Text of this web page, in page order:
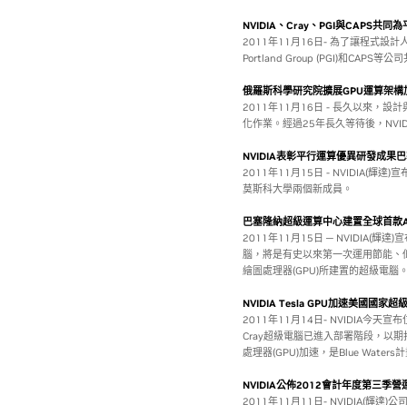
NVIDIA、Cray、PGI與CAPS共同
2011年11月16日- 為了讓程式設計
Portland Group (PGI)和CAPS等公
俄羅斯科學研究院擴展GPU運算架構
2011年11月16日 - 長久以來，設計
化作業。經過25年長久等待後，
NVIDIA表彰平行運算優異研發成果
2011年11月15日 - NVIDIA(輝達)宣
莫斯科大學兩個新成員。
巴塞隆納超級運算中心建置全球首
2011年11月15日 ─ NVIDIA(輝達)宣
腦，將是有史以來第一次運用節能、
繪圖處理器(GPU)所建置的超級電腦
NVIDIA Tesla GPU加速美國國家超
2011年11月14日- NVIDIA今天宣布
Cray超級電腦已進入部署階段，以
處理器(GPU)加速，是Blue Waters
NVIDIA公佈2012會計年度第三季營
2011年11月11日- NVIDIA(輝達)公